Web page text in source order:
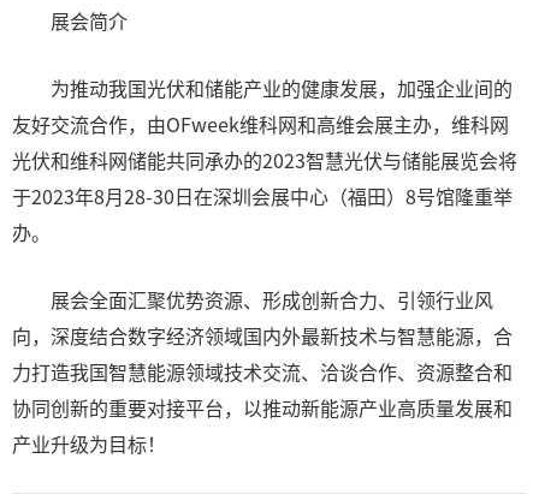
展会简介
为推动我国光伏和储能产业的健康发展，加强企业间的
友好交流合作，由OFweek维科网和高维会展主办，维科网
光伏和维科网储能共同承办的2023智慧光伏与储能展览会将
于2023年8月28-30日在深圳会展中心（福田）8号馆隆重举
办。
展会全面汇聚优势资源、形成创新合力、引领行业风
向，深度结合数字经济领域国内外最新技术与智慧能源，合
力打造我国智慧能源领域技术交流、洽谈合作、资源整合和
协同创新的重要对接平台，以推动新能源产业高质量发展和
产业升级为目标！